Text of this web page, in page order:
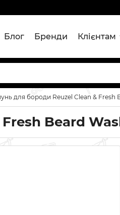
Блог Бренди Клієнтам
для бороди Reuzel Clean & Fresh
Beard